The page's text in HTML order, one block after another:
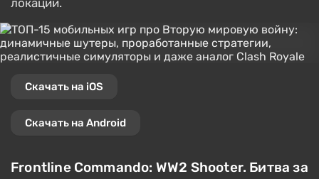
локаций.
Скачать на iOS
Скачать на Android
Frontline Commando: WW2 Shooter. Битва за